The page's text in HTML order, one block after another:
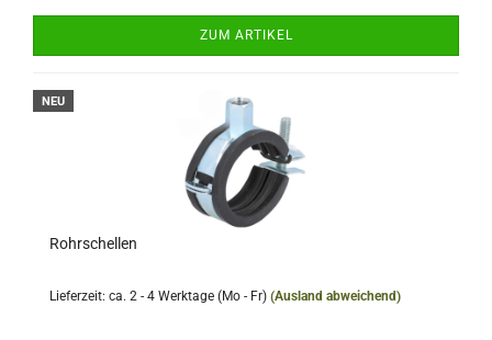
ZUM ARTIKEL
NEU
Rohrschellen
Lieferzeit: ca. 2 - 4 Werktage (Mo - Fr) (Ausland abweichend)